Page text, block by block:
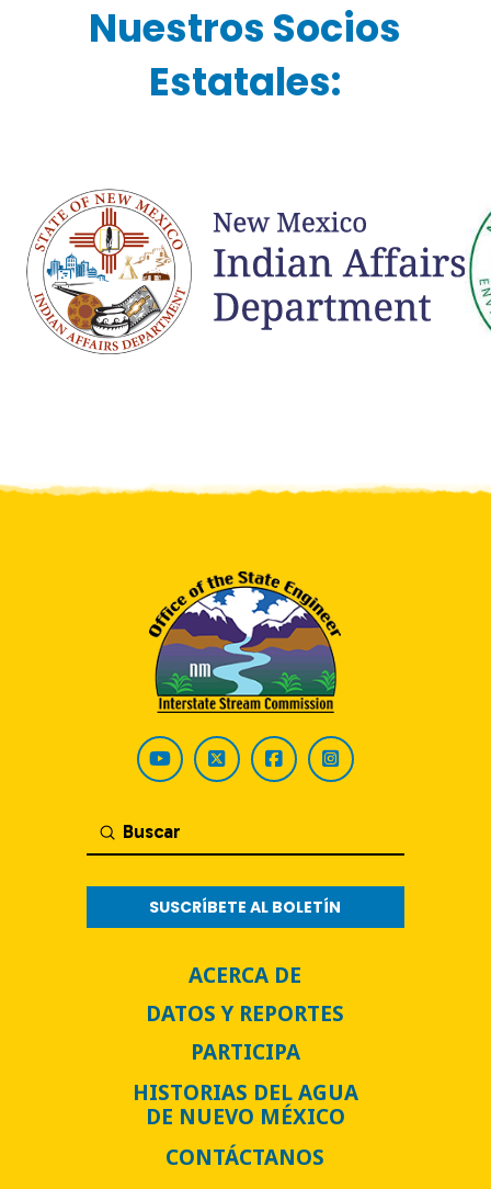
Nuestros Socios
Estatales:
Buscar
Submit
SUSCRÍBETE AL BOLETÍN
ACERCA DE
DATOS Y REPORTES
PARTICIPA
HISTORIAS DEL AGUA
DE NUEVO MÉXICO
CONTÁCTANOS